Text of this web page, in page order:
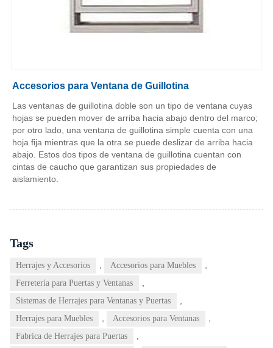
Accesorios para Ventana de Guillotina
Las ventanas de guillotina doble son un tipo de ventana cuyas
hojas se pueden mover de arriba hacia abajo dentro del marco;
por otro lado, una ventana de guillotina simple cuenta con una
hoja fija mientras que la otra se puede deslizar de arriba hacia
abajo. Estos dos tipos de ventana de guillotina cuentan con
cintas de caucho que garantizan sus propiedades de
aislamiento.
Tags
Herrajes y Accesorios Accesorios para Muebles
Ferretería para Puertas y Ventanas
Sistemas de Herrajes para Ventanas y Puertas
Herrajes para Muebles Accesorios para Ventanas
Fabrica de Herrajes para Puertas